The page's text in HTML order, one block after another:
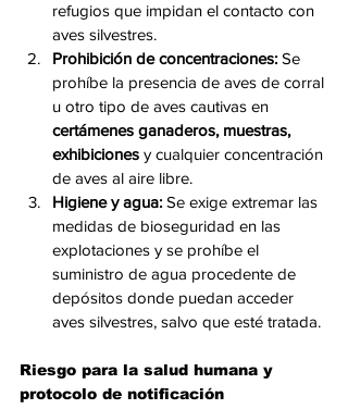
refugios que impidan el contacto con
aves silvestres.
Prohibición de concentraciones: Se
prohíbe la presencia de aves de corral
u otro tipo de aves cautivas en
certámenes ganaderos, muestras,
exhibiciones y cualquier concentración
de aves al aire libre.
Higiene y agua: Se exige extremar las
medidas de bioseguridad en las
explotaciones y se prohíbe el
suministro de agua procedente de
depósitos donde puedan acceder
aves silvestres, salvo que esté tratada.
Riesgo para la salud humana y
protocolo de notificación